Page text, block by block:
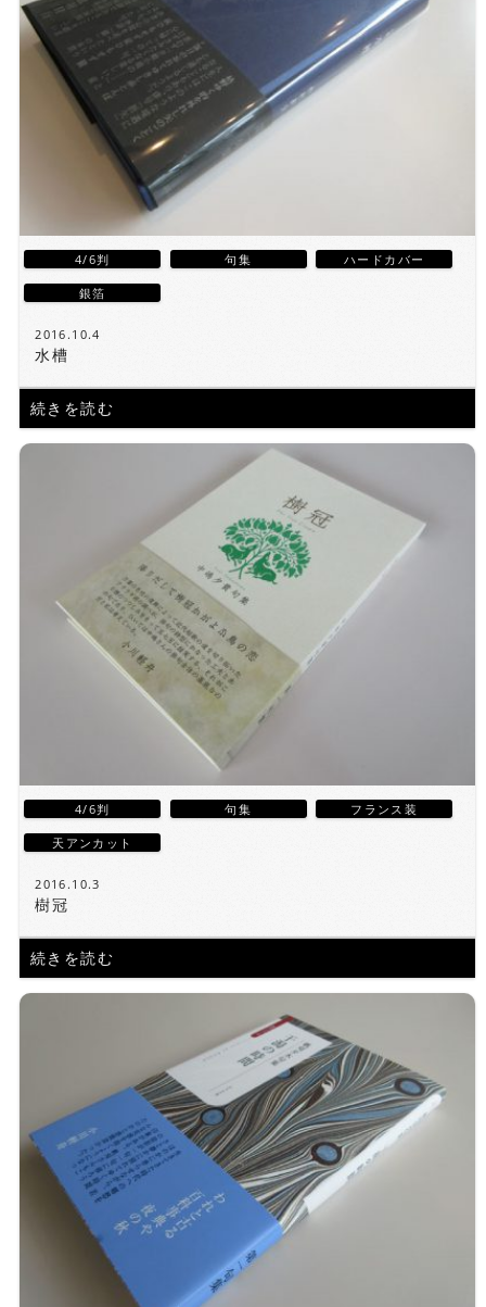
4/6判 句集 ハードカバー
銀箔
2016.10.4
水槽
続きを読む
4/6判 句集 フランス装
天アンカット
2016.10.3
樹冠
続きを読む